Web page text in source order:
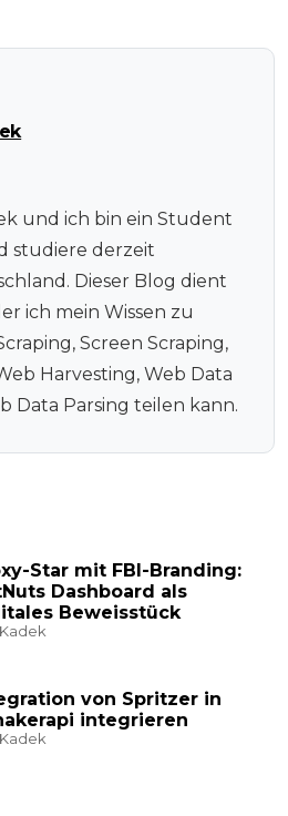
und ich bin ein Student
studiere derzeit
Dieser Blog dient
ich mein Wissen zu
Screen Scraping,
Harvesting, Web Data
Data Parsing teilen kann.
Star mit FBI-Branding:
Dashboard als
Beweisstück
von Spritzer in
integrieren